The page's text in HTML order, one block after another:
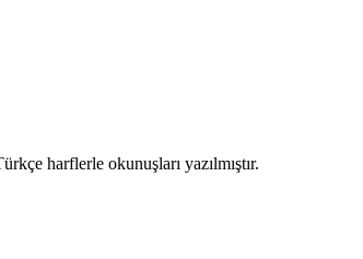
harflerle okunuşları yazılmıştır.